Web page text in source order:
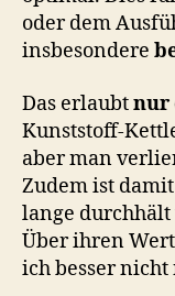
oder dem
insbesondere
Das erlaubtnur
Kunststoff-
aber man
Zudem ist
lange durchhält
Über ihren
ich besser